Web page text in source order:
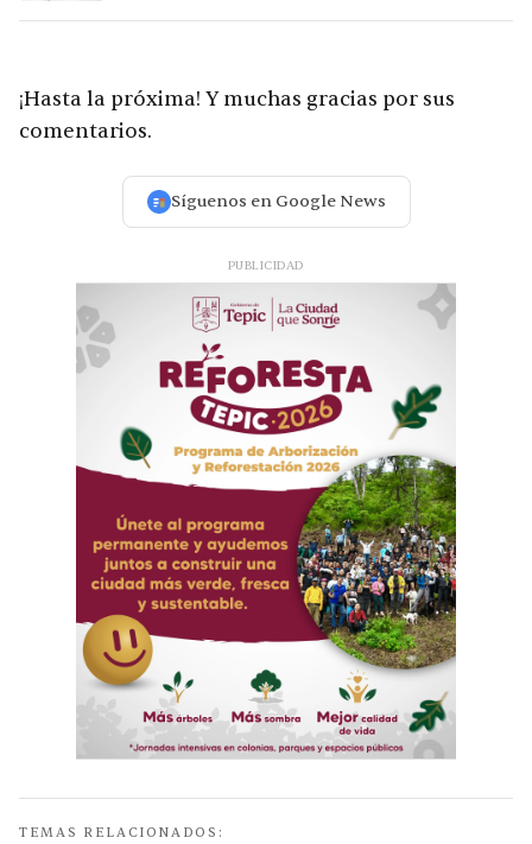
¡Hasta la próxima! Y muchas gracias por sus
comentarios.
Síguenos en Google News
PUBLICIDAD
TEMAS RELACIONADOS: